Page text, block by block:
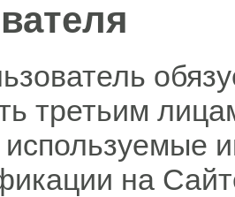
третьим
используемые
на